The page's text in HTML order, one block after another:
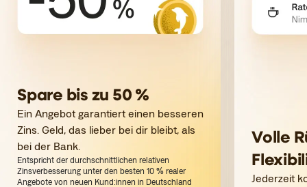
Spare bis zu 50 %
Ein Angebot garantiert einen besseren
Zins. Geld, das lieber bei dir bleibt, als
bei der Bank.
Entspricht der durchschnittlichen relativen
Zinsverbesserung unter den besten 10 % realer
Angebote von neuen Kund:innen in Deutschland
Volle
Jederzeit